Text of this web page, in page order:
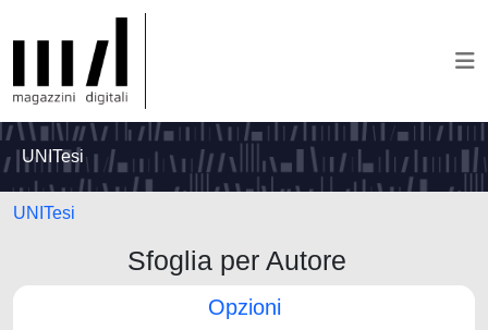
UNITesi
UNITesi
Sfoglia per Autore
Opzioni